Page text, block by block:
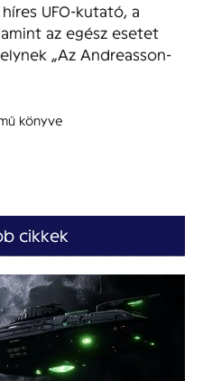
UFO-kutató, a
az egész esetet
„Az Andreasson-
könyve
cikkek